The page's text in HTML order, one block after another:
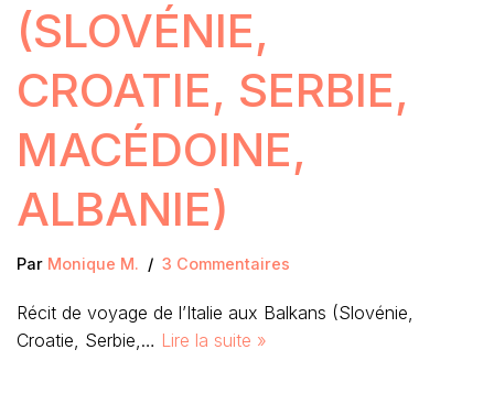
(SLOVÉNIE,
CROATIE, SERBIE,
MACÉDOINE,
ALBANIE)
Par Monique M. 3 Commentaires
Récit de voyage de l’Italie aux Balkans (Slovénie,
Croatie, Serbie,… Lire la suite »